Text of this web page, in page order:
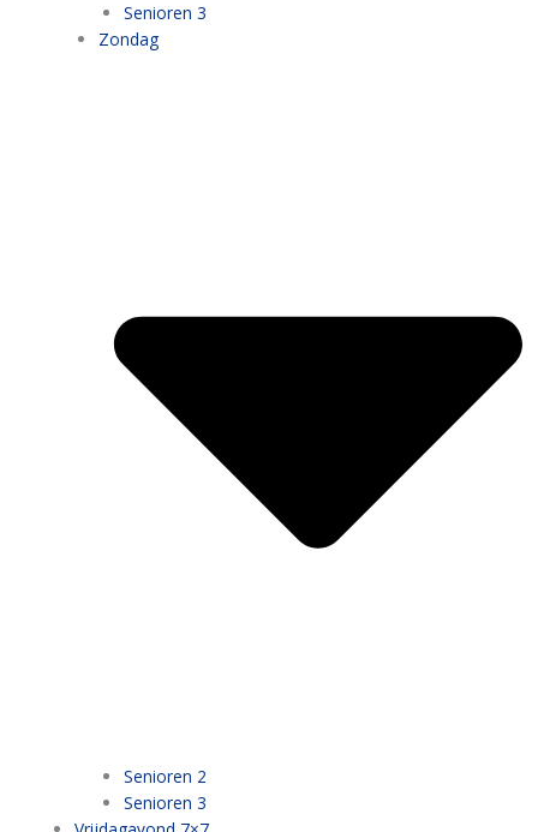
Senioren 3
Zondag
Senioren 2
Senioren 3